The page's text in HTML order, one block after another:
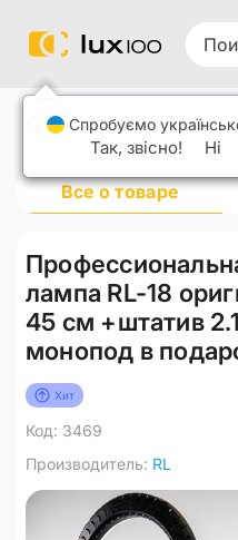
Кольцевые лампы
Все о товаре
лампа RL-18
45 см +штатив
монопод в
Хит
Код: 3469
Производитель: RL
Спробуємо
Так, звісно! Ні